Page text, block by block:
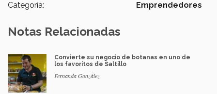
Categoría: Emprendedores
Notas Relacionadas
Convierte su negocio de botanas en uno de
los favoritos de Saltillo
Fernanda González